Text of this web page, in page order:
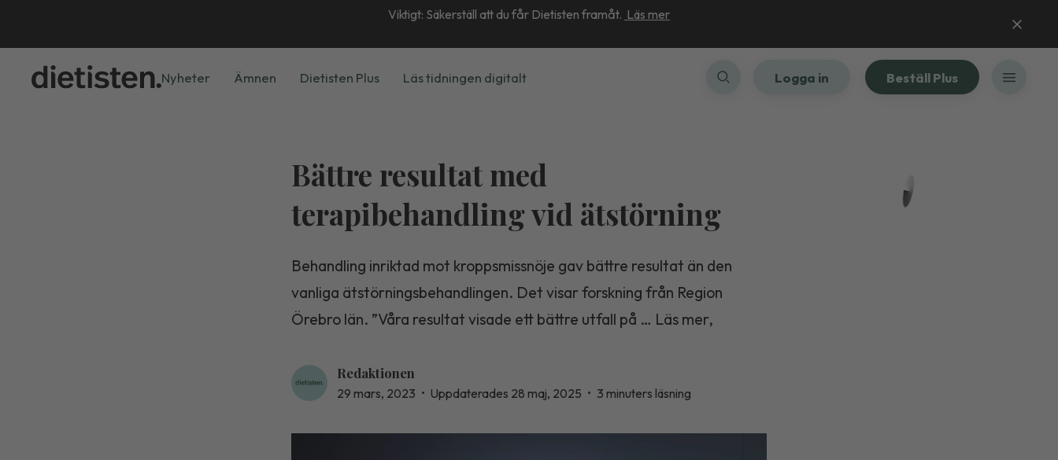
Viktigt: Säkerställ att du får Dietisten framåt. Läs mer
Nyheter Ämnen Dietisten Plus Läs tidningen digitalt Logga in Beställ Plus
Bättre resultat med
terapibehandling vid ätstörning
Behandling inriktad mot kroppsmissnöje gav bättre resultat än den
vanliga ätstörningsbehandlingen. Det visar forskning från Region
Örebro län. ”Våra resultat visade ett bättre utfall på … Läs mer,
Redaktionen
29 mars, 2023 • Uppdaterades 28 maj, 2025 • 3 minuters läsning